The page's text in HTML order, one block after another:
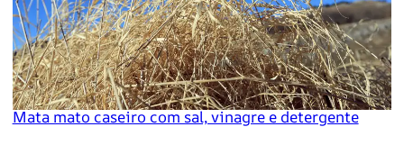
Mata mato caseiro com sal, vinagre e detergente